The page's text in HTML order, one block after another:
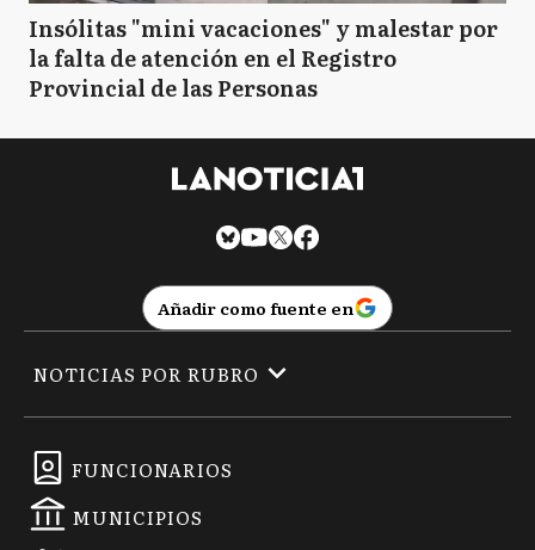
Insólitas "mini vacaciones" y malestar por
la falta de atención en el Registro
Provincial de las Personas
Añadir como fuente en
FUNCIONARIOS
MUNICIPIOS
NOTICIAS POR RUBRO